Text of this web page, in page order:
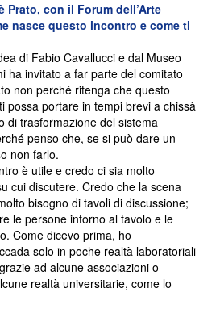
Prato, con il Forum dell’Arte
nasce questo incontro e come ti
di Fabio Cavallucci e dal Museo
ha invitato a far parte del comitato
non perché ritenga che questo
possa portare in tempi brevi a chissà
di trasformazione del sistema
penso che, se si può dare un
non farlo.
è utile e credo ci sia molto
cui discutere. Credo che la scena
bisogno di tavoli di discussione;
le persone intorno al tavolo e le
Come dicevo prima, ho
solo in poche realtà laboratoriali
ad alcune associazioni o
realtà universitarie, come lo